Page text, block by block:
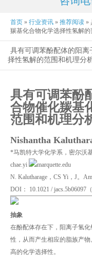
首页 » 行业资讯 » 推荐阅读 »
羰基化合物化学选择性氢解
具有可调苯酚配体的阳
择性氢解的范围和机理分
具有可调苯酚
合物催化羰基
范围和机理分
Nishantha
*马凯特大学化学系，密尔沃
chae.yi
marquette.edu
N. Kalutharage，CS Yi，J。Am
DOI： 10.1021 / jacs.5b06097
抽象
在酚配体存在下，阳离子氢
性，从而产生相应的脂族产
高的化学选择性。